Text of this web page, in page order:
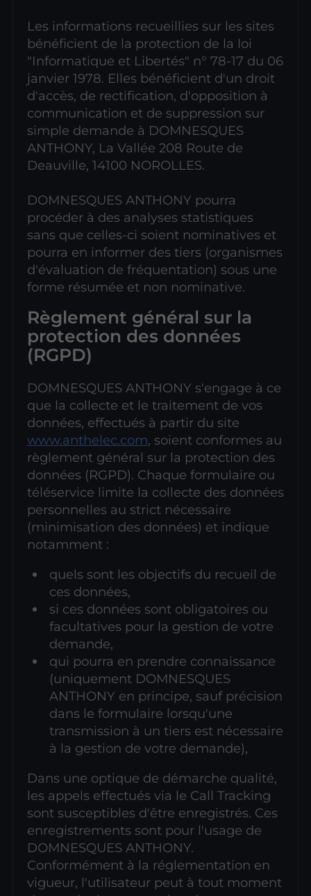
Les informations recueillies sur les sites
bénéficient de la protection de la loi
"Informatique et Libertés" n° 78-17 du 06
janvier 1978. Elles bénéficient d'un droit
d'accès, de rectification, d'opposition à
communication et de suppression sur
simple demande à DOMNESQUES
ANTHONY, La Vallée 208 Route de
Deauville, 14100 NOROLLES.
DOMNESQUES ANTHONY pourra
procéder à des analyses statistiques
sans que celles-ci soient nominatives et
pourra en informer des tiers (organismes
d'évaluation de fréquentation) sous une
forme résumée et non nominative.
Règlement général sur la
protection des données
(RGPD)
DOMNESQUES ANTHONY s'engage à ce
que la collecte et le traitement de vos
données, effectués à partir du site
www.anthelec.com, soient conformes au
règlement général sur la protection des
données (RGPD). Chaque formulaire ou
téléservice limite la collecte des données
personnelles au strict nécessaire
(minimisation des données) et indique
notamment :
quels sont les objectifs du recueil de
ces données,
si ces données sont obligatoires ou
facultatives pour la gestion de votre
demande,
qui pourra en prendre connaissance
(uniquement DOMNESQUES
ANTHONY en principe, sauf précision
dans le formulaire lorsqu'une
transmission à un tiers est nécessaire
à la gestion de votre demande),
Dans une optique de démarche qualité,
les appels effectués via le Call Tracking
sont susceptibles d'être enregistrés. Ces
enregistrements sont pour l'usage de
DOMNESQUES ANTHONY.
Conformément à la réglementation en
vigueur, l'utilisateur peut à tout moment